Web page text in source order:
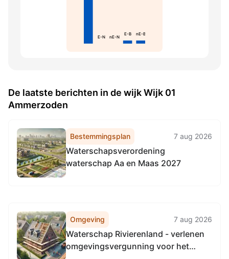
E-N nE-N
E-B nE-B
De laatste berichten in de wijk Wijk 01
Ammerzoden
Bestemmingsplan 7 aug 2026
Waterschapsverordening
waterschap Aa en Maas 2027
Omgeving 7 aug 2026
Waterschap Rivierenland - verlenen
omgevingsvergunning voor het